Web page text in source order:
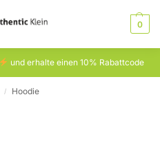
0
und erhalte einen 10% Rabattcode
/ Hoodie